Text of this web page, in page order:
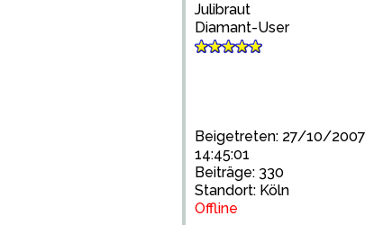
Julibraut
Diamant-User
Beigetreten: 27/10/2007
14:45:01
Beiträge: 330
Standort: Köln
Offline